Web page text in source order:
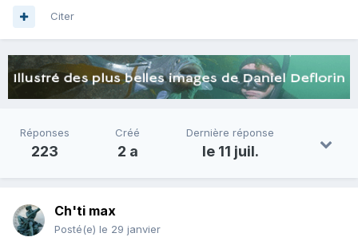
Citer
Réponses
223
Créé
2 a
Dernière réponse
le 11 juil.
Ch'ti max
Posté(e) le 29 janvier